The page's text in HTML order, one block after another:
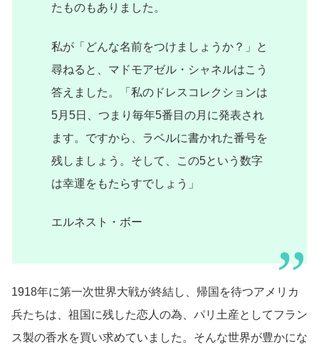
たものもありました。
私が「どんな名前をつけましょうか？」と
尋ねると、マドモアゼル・シャネルはこう
答えました。「私のドレスコレクションは
5月5日、つまり毎年5番目の月に発表され
ます。ですから、ラベルに書かれた番号を
残しましょう。そして、この5という数字
は幸運をもたらすでしょう」
エルネスト・ボー
1918年に第一次世界大戦が終結し、帰国を待つアメリカ
兵たちは、祖国に残した恋人の為、パリ土産としてフラン
ス製の香水を買い求めていました。そんな世界が豊かにな